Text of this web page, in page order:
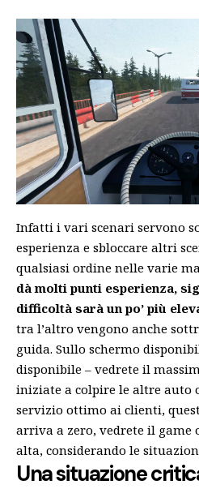
Infatti i vari scenari servono
esperienza e sbloccare altri
qualsiasi ordine nelle varie
dà molti punti esperienza,
difficoltà sarà un po’ più
tra l’altro vengono anche
guida. Sullo schermo
disponibile – vedrete il
iniziate a colpire le altre auto
servizio ottimo ai clienti,
arriva a zero, vedrete il game
alta, considerando le
Una situazione